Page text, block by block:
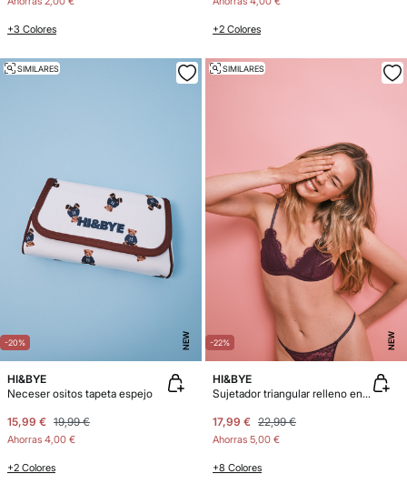
+3 Colores +2 Colores
-20% NEW
SIMILARES
HI&BYE
Neceser ositos tapeta espejo
15,99 € 19,99 €
Ahorras 4,00 €
+2 Colores
-22% NEW
SIMILARES
HI&BYE
Sujetador triangular relleno encaje granate
17,99 € 22,99 €
Ahorras 5,00 €
+8 Colores